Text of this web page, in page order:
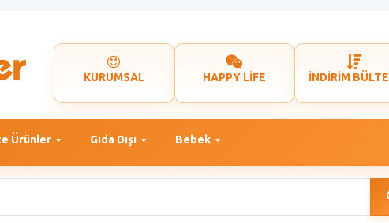
KURUMSAL HAPPY LİFE İNDİRİM
Ürünler Gıda Dışı Bebek